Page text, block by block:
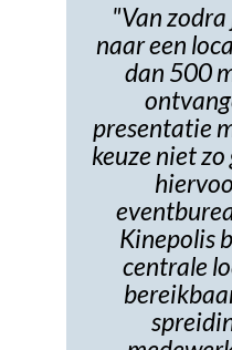
"Van
naar een
dan 500
presentatie
keuze niet
Kinepolis
centrale